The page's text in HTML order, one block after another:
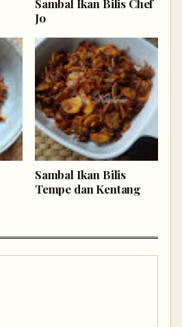
Sambal Ikan Bilis Chef
Jo
Sambal Ikan Bilis
Tempe dan Kentang